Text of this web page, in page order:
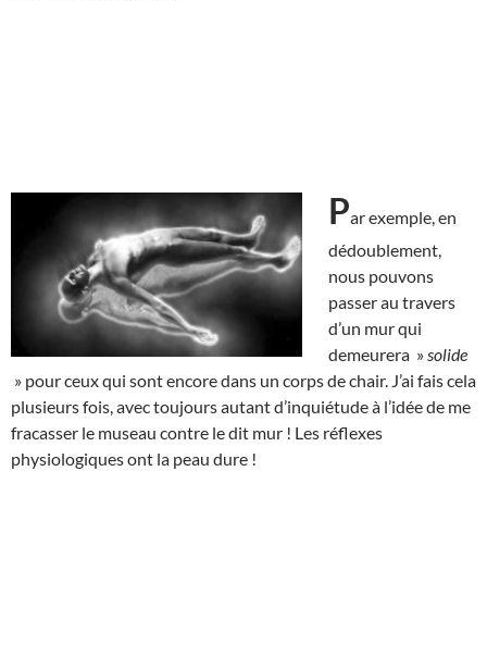
Par exemple, en
dédoublement,
nous pouvons
passer au travers
d’un mur qui
demeurera » solide
» pour ceux qui sont encore dans un corps de chair. J’ai fais cela
plusieurs fois, avec toujours autant d’inquiétude à l’idée de me
fracasser le museau contre le dit mur ! Les réflexes
physiologiques ont la peau dure !